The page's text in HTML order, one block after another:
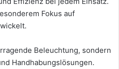
Fokus auf
Beleuchtung, sondern
Handhabungslösungen.